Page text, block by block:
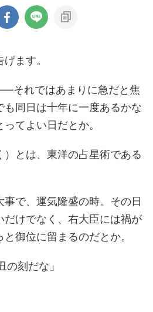
ます。
それではあまりに急だと焦
も同日は十年に一度あるかな
てよい日だとか。
）とは、東洋の占星術である
事で、運気隆盛の時。その日
だけでなく、右大臣には禍が
御位に留まるのだとか。
の刻だな」